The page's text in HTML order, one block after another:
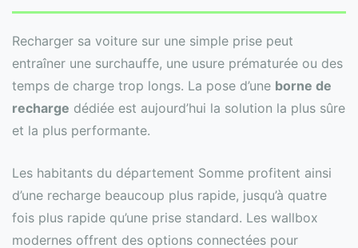
Recharger sa voiture sur une simple prise peut
entraîner une surchauffe, une usure prématurée ou des
temps de charge trop longs. La pose d’une borne de
recharge dédiée est aujourd’hui la solution la plus sûre
et la plus performante.
Les habitants du département Somme profitent ainsi
d’une recharge beaucoup plus rapide, jusqu’à quatre
fois plus rapide qu’une prise standard. Les wallbox
modernes offrent des options connectées pour